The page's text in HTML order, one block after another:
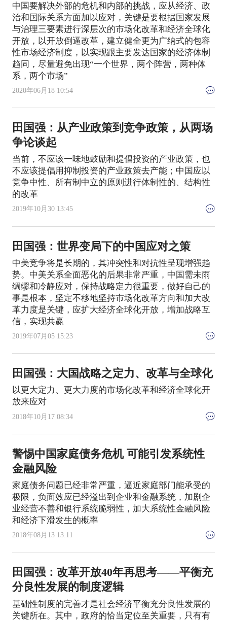
中国要解决外部的危机和内部的挑战，应从经济、政
治和国际关系方面加以应对，关键是要根据国家发展
与治理三要素进行深层次的市场化改革和经济全球化
开放，以开放倒逼改革，建立健全更为广纳式的包容
性市场经济制度，以实现跟主要发达国家的经济体制
趋同，尽量避免出现“一个世界，两个阵营，两种体
系，两个市场”
2020年06月18 10:54
田国强：从产业政策到竞争政策，从两场
争论谈起
当前，不应该一味地鼓励和提倡投资的产业政策，也
不应该提倡用抑制投资的产业政策去产能；中国应以
竞争中性、所有制中立的原则进行体制性的、结构性
的改革
2019年10月30 13:45
田国强：世界变局下的中国应对之策
中美竞争将是长期的，其冲突性和对抗性呈现增强趋
势。中美关系全面恶化的后果非常严重，中国需未雨
绸缪和冷静应对，保持战略定力很重要，做好自己的
事是根本，坚定不移地坚持市场化改革方向和加大改
革力度是关键，应扩大经济全球化开放，增加战略互
信，实现共赢
2019年07月05 15:23
田国强：大国战略之定力、改革与全球化
以更大定力、更大力度的市场化改革和经济全球化开
放来应对
2018年10月17 08:34
警惕中国家庭债务危机 可能引发系统性
金融风险
家庭债务问题已经非常严重，逼近家庭部门能承受的
极限，负面效应已经溢出到企业和金融系统，加剧企
业经营不善和银行系统脆弱性，加大系统性金融风险
和经济下滑发生的概率
2018年08月13 13:11
田国强：改革开放40年再思考——平衡充
分良性发展的制度逻辑
基础性制度的完善才是社会经济平衡充分良性发展的
关键所在。其中，政府的恰当定位至关重要，只有有